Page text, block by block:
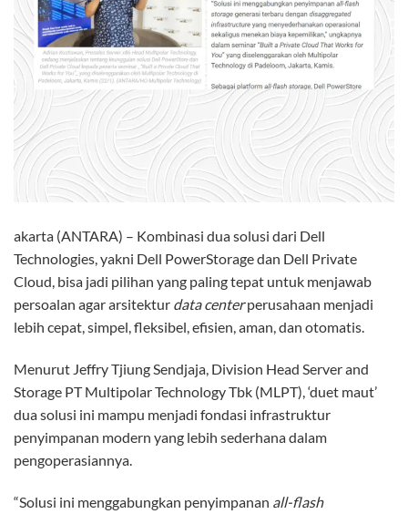
akarta (ANTARA) – Kombinasi dua solusi dari Dell
Technologies, yakni Dell PowerStorage dan Dell Private
Cloud, bisa jadi pilihan yang paling tepat untuk menjawab
persoalan agar arsitektur data centerperusahaan menjadi
lebih cepat, simpel, fleksibel, efisien, aman, dan otomatis.
Menurut Jeffry Tjiung Sendjaja, Division Head Server and
Storage PT Multipolar Technology Tbk (MLPT), ‘duet maut’
dua solusi ini mampu menjadi fondasi infrastruktur
penyimpanan modern yang lebih sederhana dalam
pengoperasiannya.
“Solusi ini menggabungkan penyimpanan all-flash